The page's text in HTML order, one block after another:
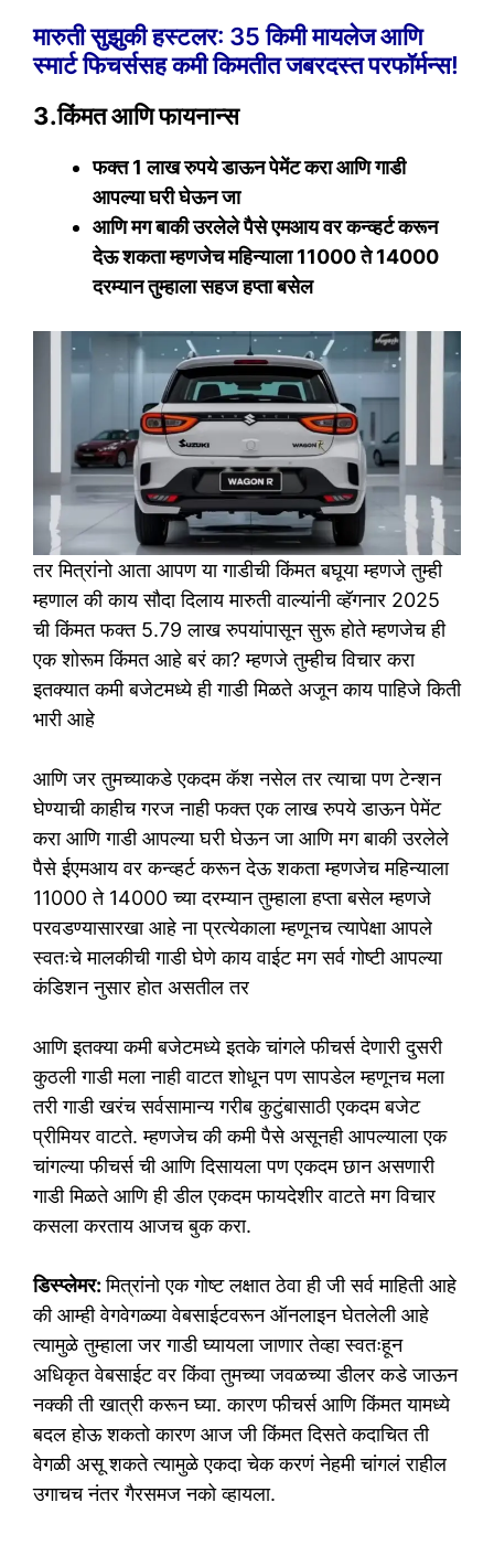
मारुती सुझुकी हस्टलर: 35 किमी मायलेज आणि
स्मार्ट फिचर्ससह कमी किमतीत जबरदस्त परफॉर्मन्स!
3.किंमत आणि फायनान्स
फक्त 1 लाख रुपये डाऊन पेमेंट करा आणि गाडी
आपल्या घरी घेऊन जा
आणि मग बाकी उरलेले पैसे एमआय वर कन्व्हर्ट करून
देऊ शकता म्हणजेच महिन्याला 11000 ते 14000
दरम्यान तुम्हाला सहज हप्ता बसेल
तर मित्रांनो आता आपण या गाडीची किंमत बघूया म्हणजे तुम्ही
म्हणाल की काय सौदा दिलाय मारुती वाल्यांनी व्हॅगनार 2025
ची किंमत फक्त 5.79 लाख रुपयांपासून सुरू होते म्हणजेच ही
एक शोरूम किंमत आहे बरं का? म्हणजे तुम्हीच विचार करा
इतक्यात कमी बजेटमध्ये ही गाडी मिळते अजून काय पाहिजे किती
भारी आहे
आणि जर तुमच्याकडे एकदम कॅश नसेल तर त्याचा पण टेन्शन
घेण्याची काहीच गरज नाही फक्त एक लाख रुपये डाऊन पेमेंट
करा आणि गाडी आपल्या घरी घेऊन जा आणि मग बाकी उरलेले
पैसे ईएमआय वर कन्व्हर्ट करून देऊ शकता म्हणजेच महिन्याला
11000 ते 14000 च्या दरम्यान तुम्हाला हप्ता बसेल म्हणजे
परवडण्यासारखा आहे ना प्रत्येकाला म्हणूनच त्यापेक्षा आपले
स्वतःचे मालकीची गाडी घेणे काय वाईट मग सर्व गोष्टी आपल्या
कंडिशन नुसार होत असतील तर
आणि इतक्या कमी बजेटमध्ये इतके चांगले फीचर्स देणारी दुसरी
कुठली गाडी मला नाही वाटत शोधून पण सापडेल म्हणूनच मला
तरी गाडी खरंच सर्वसामान्य गरीब कुटुंबासाठी एकदम बजेट
प्रीमियर वाटते. म्हणजेच की कमी पैसे असूनही आपल्याला एक
चांगल्या फीचर्स ची आणि दिसायला पण एकदम छान असणारी
गाडी मिळते आणि ही डील एकदम फायदेशीर वाटते मग विचार
कसला करताय आजच बुक करा.
डिस्प्लेमर:मित्रांनो एक गोष्ट लक्षात ठेवा ही जी सर्व माहिती आहे
की आम्ही वेगवेगळ्या वेबसाईटवरून ऑनलाइन घेतलेली आहे
त्यामुळे तुम्हाला जर गाडी घ्यायला जाणार तेव्हा स्वतःहून
अधिकृत वेबसाईट वर किंवा तुमच्या जवळच्या डीलर कडे जाऊन
नक्की ती खात्री करून घ्या. कारण फीचर्स आणि किंमत यामध्ये
बदल होऊ शकतो कारण आज जी किंमत दिसते कदाचित ती
वेगळी असू शकते त्यामुळे एकदा चेक करणं नेहमी चांगलं राहील
उगाचच नंतर गैरसमज नको व्हायला.